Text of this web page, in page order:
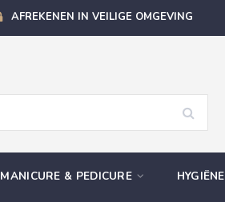
AFREKENEN IN VEILIGE OMGEVING
MANICURE & PEDICURE HYGIËNE